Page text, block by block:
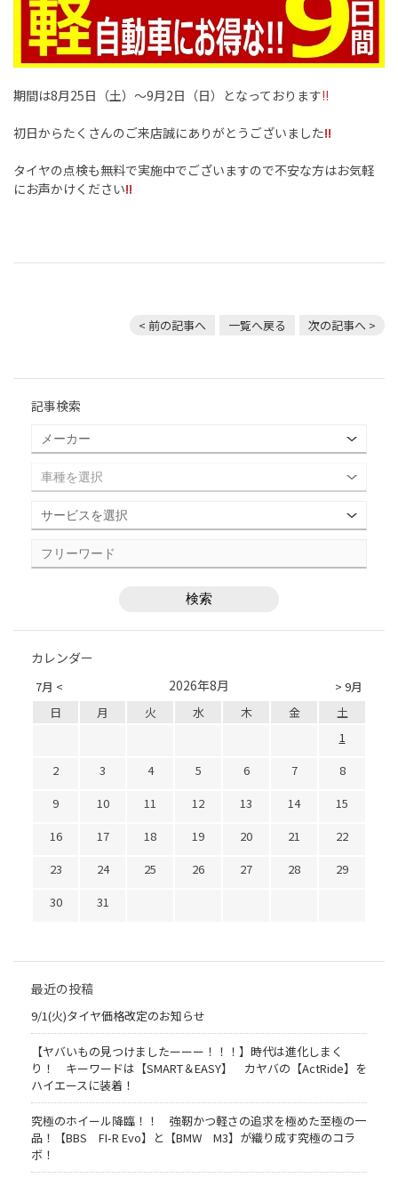
期間は8月25日（土）～9月2日（日）となっております!!
初日からたくさんのご来店誠にありがとうございました!!
タイヤの点検も無料で実施中でございますので不安な方はお気軽
にお声かけください!!
< 前の記事へ 一覧へ戻る 次の記事へ >
記事検索
カレンダー
7月 < > 9月
2026年8月
日 月 火 水 木 金
土
1
2
3 4 5 6 7
8
9
10 11 12 13 14
15
16
17 18 19 20 21
22
23
24 25 26 27 28
29
30
31
最近の投稿
9/1(火)タイヤ価格改定のお知らせ
【ヤバいもの見つけましたーーー！！！】時代は進化しまく
り！ キーワードは【SMART＆EASY】 カヤバの【ActRide】を
ハイエースに装着！
究極のホイール降臨！！ 強靭かつ軽さの追求を極めた至極の一
品！【BBS FI-R Evo】と【BMW M3】が織り成す究極のコラ
ボ！